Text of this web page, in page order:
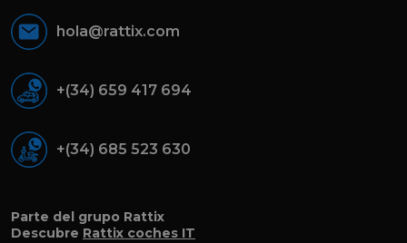
hola@rattix.com
+(34) 659 417 694
+(34) 685 523 630
Parte del grupo Rattix
Descubre Rattix coches IT